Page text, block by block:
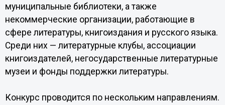
муниципальные библиотеки, а также
некоммерческие организации, работающие в
сфере литературы, книгоиздания и русского языка.
Среди них — литературные клубы, ассоциации
книгоиздателей, негосударственные литературные
музеи и фонды поддержки литературы.
Конкурс проводится по нескольким направлениям.